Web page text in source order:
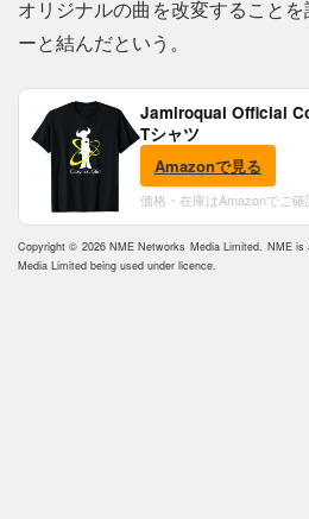
オリジナルの曲を改変すること
ーと結んだという。
Jamiroquai Official
Tシャツ
Amazonで見る
価格・在庫はAmazonでご確
Copyright © 2026 NME Networks Media Limited. NME
Media Limited being used under licence.